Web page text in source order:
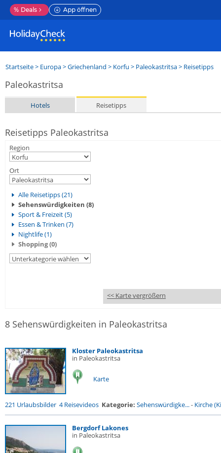
% Deals App öffnen
Startseite> Europa>Griechenland > Korfu > Paleokastritsa> Reisetipps
Paleokastritsa
Hotels Reisetipps
Reisetipps Paleokastritsa
Region
Ort
Alle Reisetipps (21)
Sehenswürdigkeiten (8)
Sport & Freizeit (5)
Essen & Trinken (7)
Nightlife (1)
Shopping (0)
<< Karte vergrößern
8 Sehenswürdigkeiten in Paleokastritsa
Kloster Paleokastritsa
in Paleokastritsa
Karte
221 Urlaubsbilder 4 Reisevideos Kategorie: Sehenswürdigke...- Kirche
Bergdorf Lakones
in Paleokastritsa